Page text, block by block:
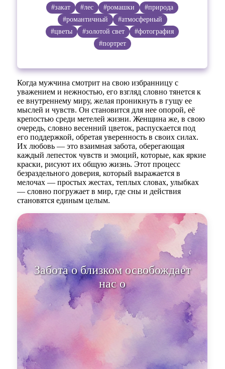
#закат #лес #ромашки
#природа
#романтичный
#атмосферный
#цветы
#золотой свет
#фотография
#портрет
Когда мужчина смотрит на свою избранницу с
уважением и нежностью, его взгляд словно тянется к
ее внутреннему миру, желая проникнуть в гущу ее
мыслей и чувств. Он становится для нее опорой, её
крепостью среди метелей жизни. Женщина же, в свою
очередь, словно весенний цветок, распускается под
его поддержкой, обретая уверенность в своих силах.
Их любовь — это взаимная забота, оберегающая
каждый лепесток чувств и эмоций, которые, как яркие
краски, рисуют их общую жизнь. Этот процесс
безраздельного доверия, который выражается в
мелочах — простых жестах, теплых словах, улыбках
— словно погружает в мир, где сны и действия
становятся единым целым.
Забота о близком освобождает
нас от страхов и сомнений.